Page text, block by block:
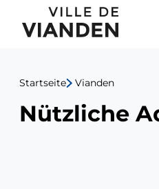
Nützliche
Adressen
Startseite Vianden
Nützliche